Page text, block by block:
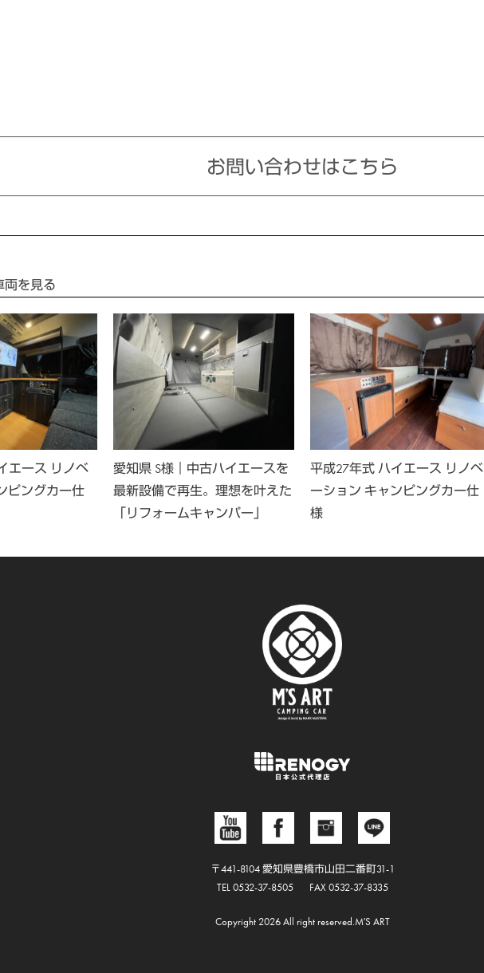
お問い合わせはこちら
両を見る
エース リノベ
ピングカー仕
愛知県 S様｜中古ハイエースを
最新設備で再生。理想を叶えた
「リフォームキャンパー」
平成27年式 ハイエース リノベ
ーション キャンピングカー仕
様
〒441-8104 愛知県豊橋市山田二番町31-1
TEL 0532-37-8505
FAX 0532-37-8335
Copyright 2026 All right reserved.M'S ART